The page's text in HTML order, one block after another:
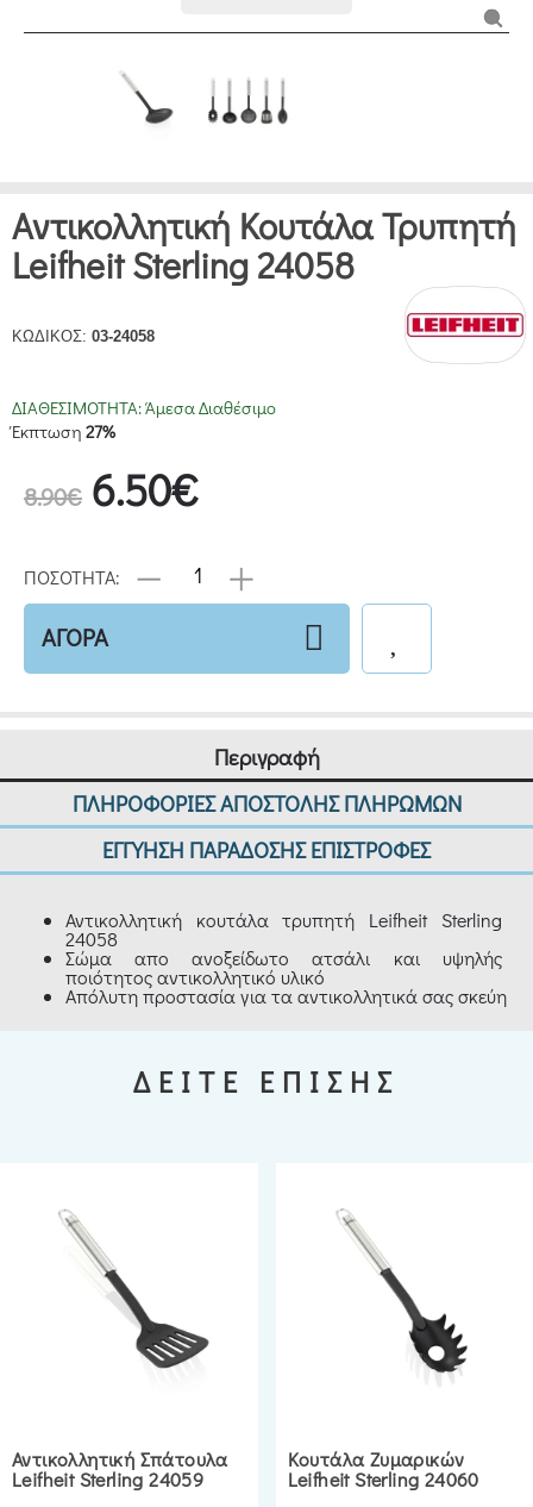
Αντικολλητική Κουτάλα Τρυπητή
Leifheit Sterling 24058
ΚΩΔΙΚΟΣ: 03-24058
ΔΙΑΘΕΣΙΜΟΤΗΤΑ:Άμεσα Διαθέσιμο
Έκπτωση 27%
8.90€ 6.50€
ΠΟΣΟΤΗΤΑ:
ΑΓΟΡΑ
Περιγραφή
ΠΛΗΡΟΦΟΡΙΕΣ ΑΠΟΣΤΟΛΗΣ ΠΛΗΡΩΜΩΝ
ΕΓΓΥΗΣΗ ΠΑΡΑΔΟΣΗΣ ΕΠΙΣΤΡΟΦΕΣ
Αντικολλητική κουτάλα τρυπητή Leifheit Sterling
24058
Σώμα απο ανοξείδωτο ατσάλι και υψηλής
ποιότητος αντικολλητικό υλικό
Απόλυτη προστασία για τα αντικολλητικά σας σκεύη
ΔΕΙΤΕ ΕΠΙΣΗΣ
Αντικολλητική Σπάτουλα
Leifheit Sterling 24059
Κουτάλα Ζυμαρικών
Leifheit Sterling 24060